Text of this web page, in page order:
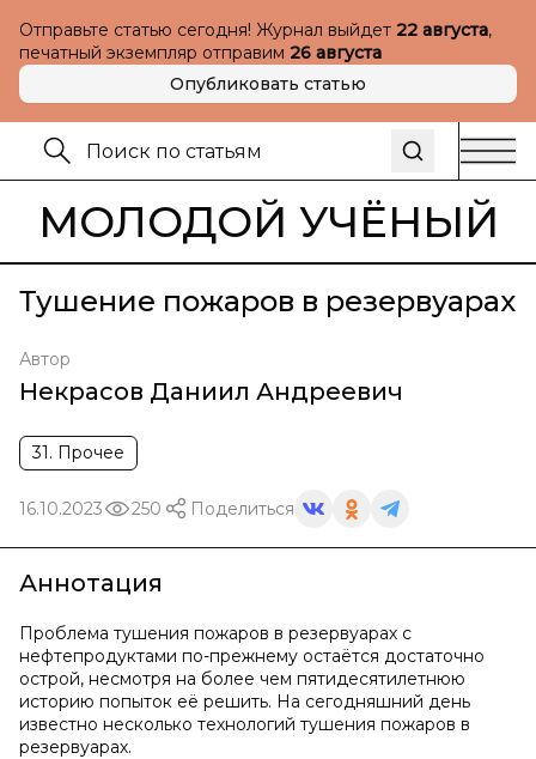
Отправьте статью сегодня! Журнал выйдет 22 августа,
печатный экземпляр отправим 26 августа
Опубликовать статью
МОЛОДОЙ УЧЁНЫЙ
Тушение пожаров в резервуарах
Автор
Некрасов Даниил Андреевич
31. Прочее
16.10.2023 250 Поделиться
Аннотация
Проблема тушения пожаров в резервуарах с
нефтепродуктами по-прежнему остаётся достаточно
острой, несмотря на более чем пятидесятилетнюю
историю попыток её решить. На сегодняшний день
известно несколько технологий тушения пожаров в
резервуарах.